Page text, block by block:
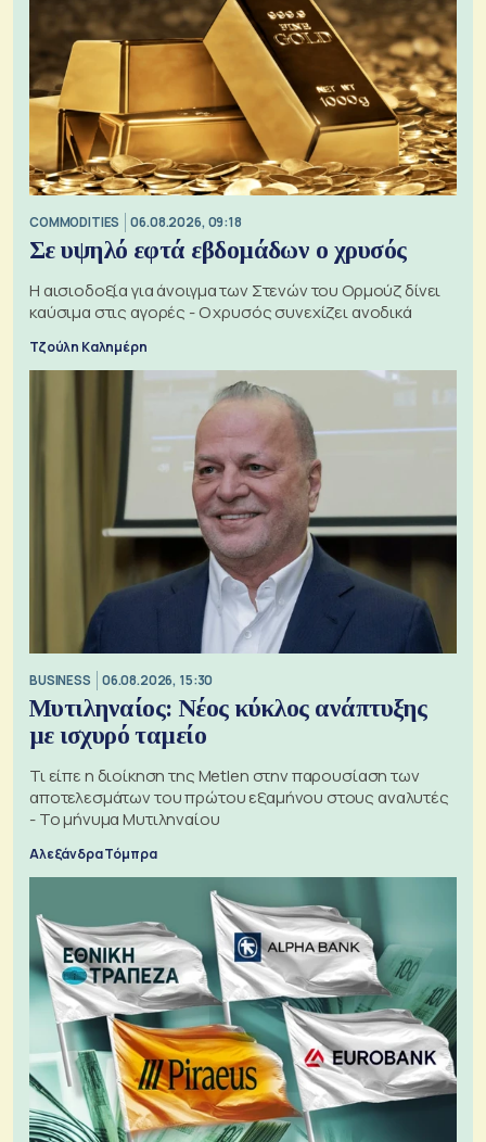
COMMODITIES 06.08.2026, 09:18
Σε υψηλό εφτά εβδομάδων ο χρυσός
Η αισιοδοξία για άνοιγμα των Στενών του Ορμούζ δίνει
καύσιμα στις αγορές - Ο χρυσός συνεχίζει ανοδικά
Τζούλη Καλημέρη
BUSINESS 06.08.2026, 15:30
Μυτιληναίος: Νέος κύκλος ανάπτυξης
με ισχυρό ταμείο
Τι είπε η διοίκηση της Metlen στην παρουσίαση των
αποτελεσμάτων του πρώτου εξαμήνου στους αναλυτές
- Το μήνυμα Μυτιληναίου
Αλεξάνδρα Τόμπρα